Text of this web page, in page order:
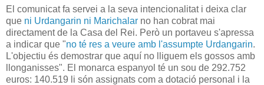
El comunicat fa servei a la seva intencionalitat i deixa clar
que ni Urdangarin ni Marichalar no han cobrat mai
directament de la Casa del Rei. Però un portaveu s'apressa
a indicar que "no té res a veure amb l'assumpte Urdangarin.
L'objectiu és demostrar que aquí no lliguem els gossos amb
llonganisses". El monarca espanyol té un sou de 292.752
euros: 140.519 li són assignats com a dotació personal i la